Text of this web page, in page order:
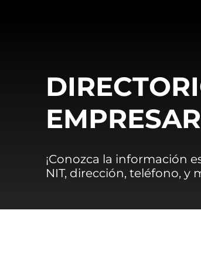
¡Conozca la información
NIT, dirección, teléfono, y